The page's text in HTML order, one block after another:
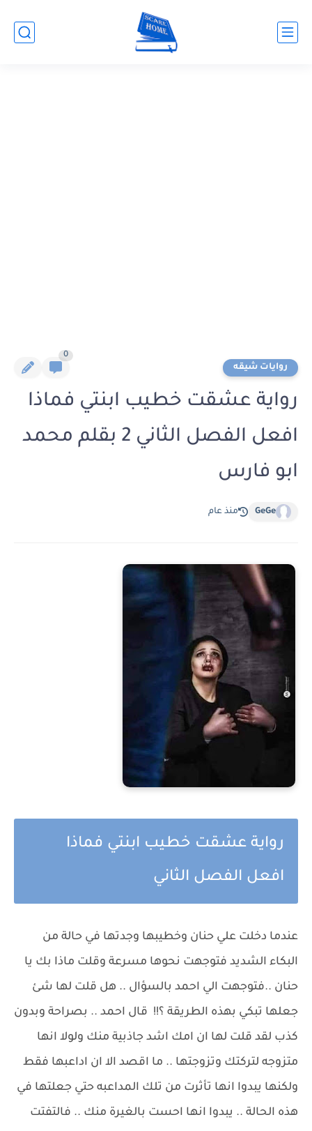
روايات شيقه
0
رواية عشقت خطيب ابنتي فماذا
افعل الفصل الثاني 2 بقلم محمد
ابو فارس
GeGe منذ عام
رواية عشقت خطيب ابنتي فماذا
افعل الفصل الثاني
عندما دخلت علي حنان وخطيبها وجدتها في حالة من
البكاء الشديد فتوجهت نحوها مسرعة وقلت ماذا بك يا
حنان ..فتوجهت الي احمد بالسؤال .. هل قلت لها شئ
جعلها تبكي بهذه الطريقة ؟!! قال احمد .. بصراحة وبدون
كذب لقد قلت لها ان امك اشد جاذبية منك ولولا انها
متزوجه لتركتك وتزوجتها .. ما اقصد الا ان اداعبها فقط
ولكنها يبدوا انها تأثرت من تلك المداعبه حتي جعلتها في
هذه الحالة .. يبدوا انها احست بالغيرة منك .. فالتفتت